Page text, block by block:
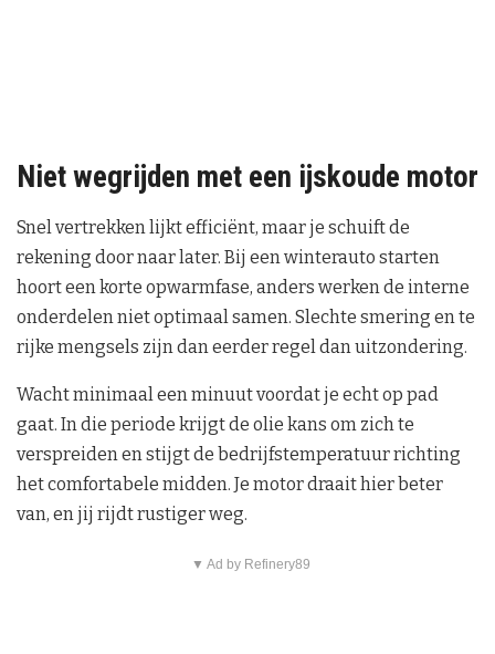
Niet wegrijden met een ijskoude motor
Snel vertrekken lijkt efficiënt, maar je schuift de
rekening door naar later. Bij een winterauto starten
hoort een korte opwarmfase, anders werken de interne
onderdelen niet optimaal samen. Slechte smering en te
rijke mengsels zijn dan eerder regel dan uitzondering.
Wacht minimaal een minuut voordat je echt op pad
gaat. In die periode krijgt de olie kans om zich te
verspreiden en stijgt de bedrijfstemperatuur richting
het comfortabele midden. Je motor draait hier beter
van, en jij rijdt rustiger weg.
▼ Ad by Refinery89